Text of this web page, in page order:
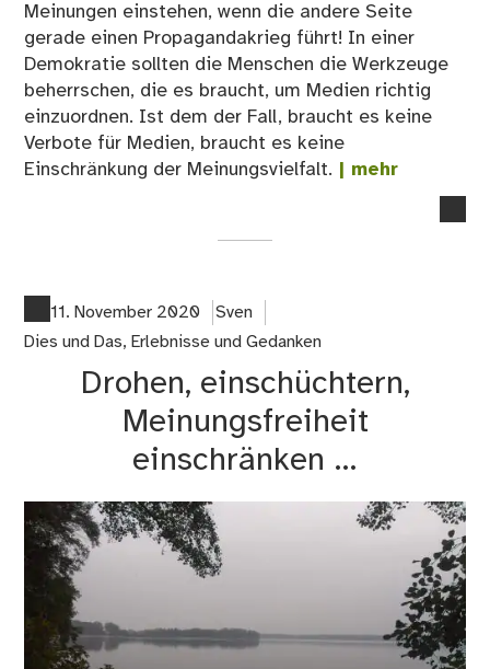
Meinungen einstehen, wenn die andere Seite
gerade einen Propagandakrieg führt! In einer
Demokratie sollten die Menschen die Werkzeuge
beherrschen, die es braucht, um Medien richtig
einzuordnen. Ist dem der Fall, braucht es keine
Verbote für Medien, braucht es keine
Einschränkung der Meinungsvielfalt. | mehr
11. November 2020
Sven
Dies und Das, Erlebnisse und Gedanken
Drohen, einschüchtern,
Meinungsfreiheit
einschränken …